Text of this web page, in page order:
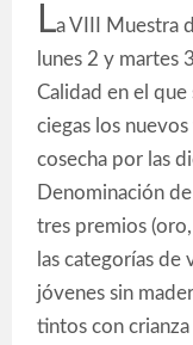
La VIII Muestra
lunes 2 y martes
Calidad en el que
ciegas los
cosecha por las
Denominación
tres premios
las categorías de
jóvenes sin
tintos con crianza